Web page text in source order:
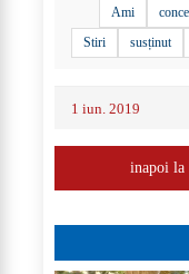
Ami
Stiri
susținut
1 iun. 2019
inapoi la